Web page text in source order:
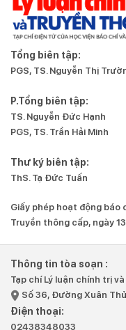
Tổng biên tập:
PGS, TS. Nguyễn Thị
P.Tổng biên tập:
TS. Nguyễn Đức Hạnh
PGS, TS. Trần Hải Minh
Thư ký biên tập:
ThS. Tạ Đức Tuấn
Giấy phép hoạt động báo
Truyền thông cấp, ngày
Thông tin tòa soạn :
Tạp chí Lý luận chính trị
Số 36, Đường Xuân
Điện thoại:
02438348033